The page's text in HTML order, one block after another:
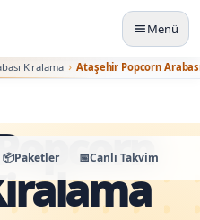
Menü
Kiralama Ataşehir Popcorn
📦Paketler 📅Canlı Takvim